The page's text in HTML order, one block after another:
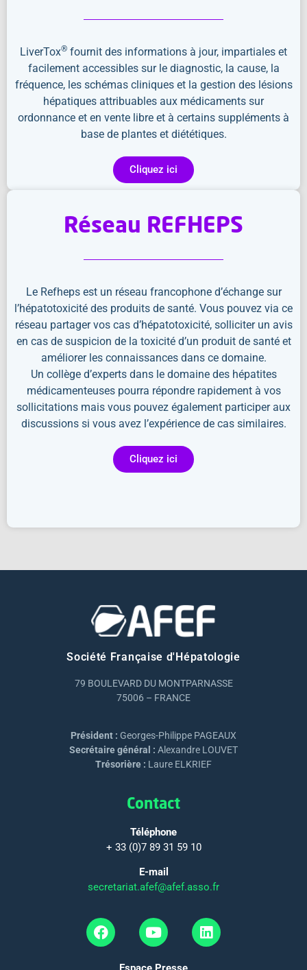
LiverTox® fournit des informations à jour, impartiales et
facilement accessibles sur le diagnostic, la cause, la
fréquence, les schémas cliniques et la gestion des lésions
hépatiques attribuables aux médicaments sur
ordonnance et en vente libre et à certains suppléments à
base de plantes et diététiques.
Cliquez ici
Réseau REFHEPS
Le Refheps est un réseau francophone d’échange sur
l’hépatotoxicité des produits de santé. Vous pouvez via ce
réseau partager vos cas d’hépatotoxicité, solliciter un avis
en cas de suspicion de la toxicité d’un produit de santé et
améliorer les connaissances dans ce domaine.
Un collège d’experts dans le domaine des hépatites
médicamenteuses pourra répondre rapidement à vos
sollicitations mais vous pouvez également participer aux
discussions si vous avez l’expérience de cas similaires.
Cliquez ici
Société Française d'Hépatologie
79 BOULEVARD DU MONTPARNASSE
75006 – FRANCE
Président : Georges-Philippe PAGEAUX
Secrétaire général : Alexandre LOUVET
Trésorière : Laure ELKRIEF
Contact
Téléphone
+ 33 (0)7 89 31 59 10
E-mail
secretariat.afef@afef.asso.fr